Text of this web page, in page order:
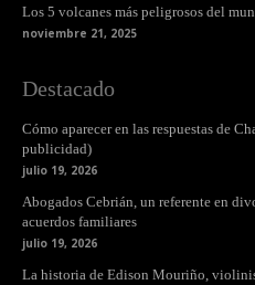
Los 5 volcanes más peligrosos del
noviembre 21, 2025
Destacado
Cómo aparecer en las respuestas de
publicidad)
julio 19, 2026
Abogados Cebrián, un referente en
acuerdos familiares
julio 19, 2026
La historia de Edison Mouriño,